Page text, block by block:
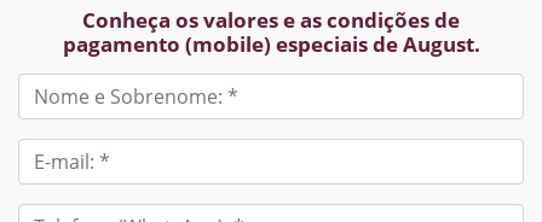
Conheça os valores e as condições de
pagamento (mobile) especiais de August.